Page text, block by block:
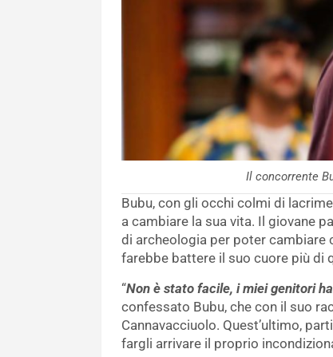
Il concorrente
Bubu, con gli occhi colmi di
a cambiare la sua vita. Il giovane
di archeologia per poter cambiare
farebbe battere il suo cuore più di
“Non è stato facile, i miei genitori
confessato Bubu, che con il suo
Cannavacciuolo. Quest’ultimo,
fargli arrivare il proprio